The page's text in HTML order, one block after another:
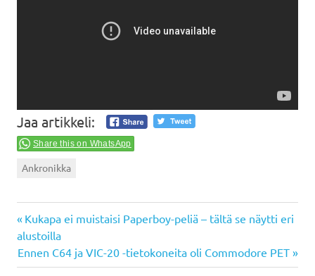
Jaa artikkeli:
Share this on WhatsApp
Ankronikka
Artikkelien
selaus
Previous
Post:
Kukapa ei muistaisi Paperboy-peliä – tältä se näytti eri
alustoilla
Next
Post:
Ennen C64 ja VIC-20 -tietokoneita oli Commodore PET